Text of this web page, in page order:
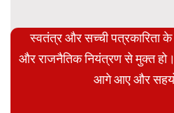
स्वतंत्र और सच्ची पत्रकारिता के
और राजनैतिक नियंत्रण से मुक्त
आगे आए और